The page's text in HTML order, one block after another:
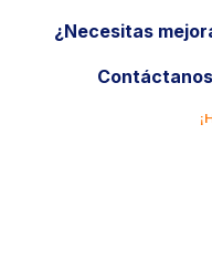
¿Necesitas